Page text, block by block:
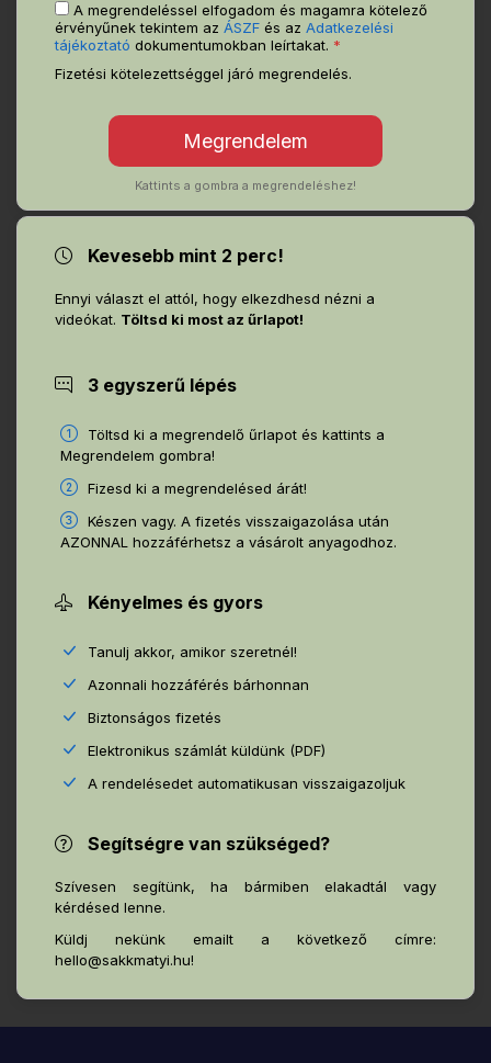
A megrendeléssel elfogadom és magamra kötelező
érvényűnek tekintem azÁSZF és azAdatkezelési
tájékoztató dokumentumokban leírtakat. *
Fizetési kötelezettséggel járó megrendelés.
Kattints a gombra a megrendeléshez!
Kevesebb mint 2 perc!
Ennyi választ el attól, hogy elkezdhesd nézni a
videókat. Töltsd ki most az űrlapot!
3 egyszerű lépés
Töltsd ki a megrendelő űrlapot és kattints a
Megrendelem gombra!
Fizesd ki a megrendelésed árát!
Készen vagy. A fizetés visszaigazolása után
AZONNAL hozzáférhetsz a vásárolt anyagodhoz.
Kényelmes és gyors
Tanulj akkor, amikor szeretnél!
Azonnali hozzáférés bárhonnan
Biztonságos fizetés
Elektronikus számlát küldünk (PDF)
A rendelésedet automatikusan visszaigazoljuk
Segítségre van szükséged?
Szívesen segítünk, ha bármiben elakadtál vagy
kérdésed lenne.
Küldj nekünk emailt a következő címre:
hello@sakkmatyi.hu!